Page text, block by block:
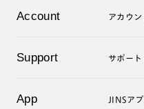
コンタクトレンズ
アクセサリー
オンラインショップ
Account アカウン
ログアウト
Support サポート
よくあるご質問
App JINSアプ